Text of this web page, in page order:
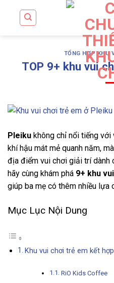
TỔNG HỢP KHU
TOP 9+ khu vui
Pleiku không chỉ nổi tiếng với
khí hậu mát mẻ quanh năm,
địa điểm vui chơi giải trí dành
hãy cùng khám phá 9+ khu
giúp ba mẹ có thêm nhiều lựa
Mục Lục Nội Dung
Khu vui chơi trẻ em kết
RiO Kids Coffee